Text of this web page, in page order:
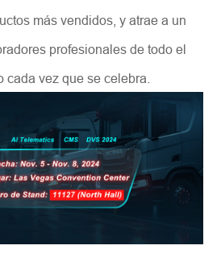
más vendidos, y atrae a un
profesionales de todo el
cada vez que se celebra.